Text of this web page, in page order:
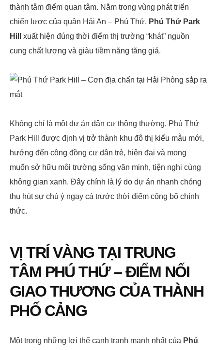
thành tâm điểm quan tâm. Nằm trong vùng phát triển
chiến lược của quận Hải An – Phú Thứ, Phú Thứ Park
Hill
xuất hiện đúng thời điểm thị trường “khát” nguồn
cung chất lượng và giàu tiềm năng tăng giá.
Không chỉ là một dự án dân cư thông thường, Phú Thứ
Park Hill được định vị trở thành khu đô thị kiểu mẫu mới,
hướng đến cộng đồng cư dân trẻ, hiện đại và mong
muốn sở hữu môi trường sống văn minh, tiện nghi cùng
không gian xanh. Đây chính là lý do dự án nhanh chóng
thu hút sự chú ý ngay cả trước thời điểm công bố chính
thức.
VỊ TRÍ VÀNG TẠI TRUNG
TÂM PHÚ THỨ – ĐIỂM NỐI
GIAO THƯƠNG CỦA THÀNH
PHỐ CẢNG
Một trong những lợi thế cạnh tranh mạnh nhất của Phú